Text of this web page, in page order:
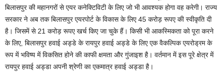
बिलासपुर की महानगरों से एयर कनेक्टिविटी के लिए जो भी आवश्यक होगा वह करेगी। राज्य
सरकार ने अब तक बिलासपुर एयरपोर्ट के विकास के लिए 45 करोड़ रूपए की स्वीकृति दी
है। जिसमें से 21 करोड़ रूपए खर्च किए जा चुके हैं। किसी भी आकस्मिकता को पूरा करने
के लिए, बिलासपुर हवाई अड्डे के रायपुर हवाई अड्डे के लिए एक वैकल्पिक एयरोड्रम के
रूप में भविष्य में विकसित होने की काफी क्षमता और गुंजाइश है। वर्तमान में इस पूरे क्षेत्र में
रायपुर हवाई अड्डा अपनी श्रेणी का एकमात्र हवाई अड्डा है।